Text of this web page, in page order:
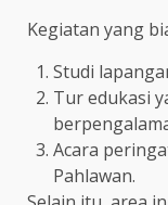
Kegiatan yang
Studi
Tur edukasi
Acara
Pahlawan.